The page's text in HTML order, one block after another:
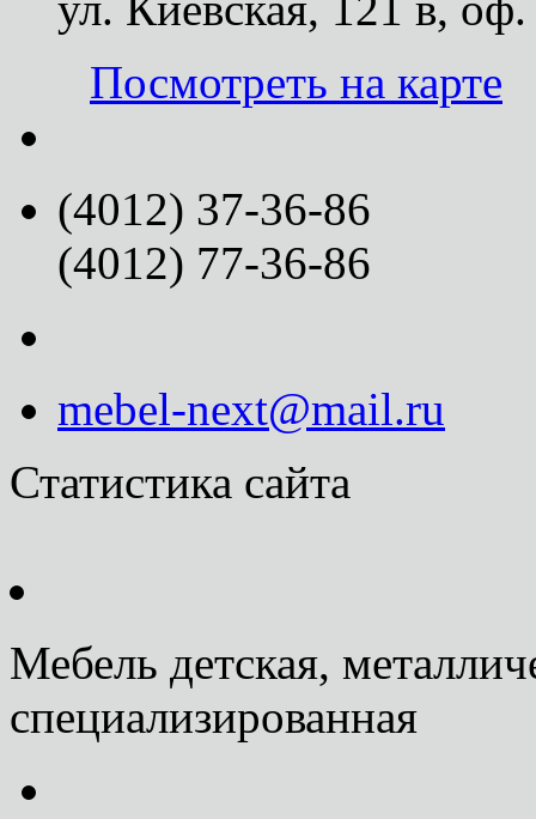
Посмотреть на карте
(4012) 37-36-86
(4012) 77-36-86
mebel-next@mail.ru
Статистика сайта
Мебель детская,
специализированная